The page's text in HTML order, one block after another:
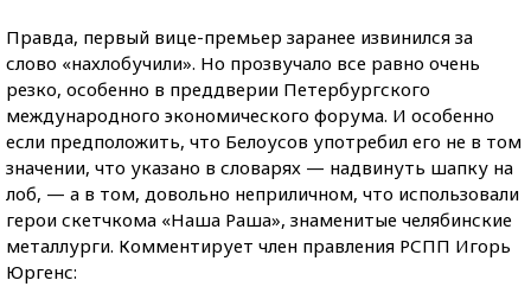
Правда, первый вице-премьер заранее извинился за
слово «нахлобучили». Но прозвучало все равно очень
резко, особенно в преддверии Петербургского
международного экономического форума. И особенно
если предположить, что Белоусов употребил его не в том
значении, что указано в словарях — надвинуть шапку на
лоб, — а в том, довольно неприличном, что использовали
герои скетчкома «Наша Раша», знаменитые челябинские
металлурги. Комментирует член правления РСПП Игорь
Юргенс: